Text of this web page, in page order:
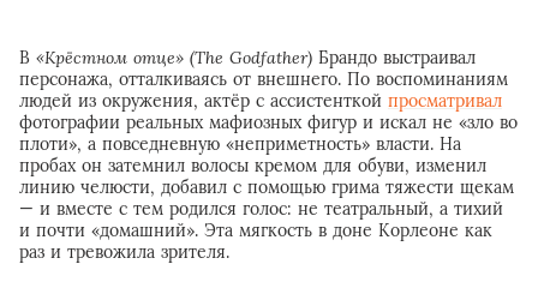
В «Крёстном отце» (The Godfather) Брандо выстраивал
персонажа, отталкиваясь от внешнего. По воспоминаниям
людей из окружения, актёр с ассистенткой просматривал
фотографии реальных мафиозных фигур и искал не «зло во
плоти», а повседневную «неприметность» власти. На
пробах он затемнил волосы кремом для обуви, изменил
линию челюсти, добавил с помощью грима тяжести щекам
— и вместе с тем родился голос: не театральный, а тихий
и почти «домашний». Эта мягкость в доне Корлеоне как
раз и тревожила зрителя.